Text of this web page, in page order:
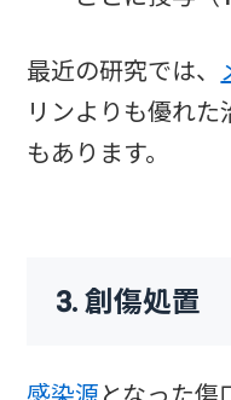
最近の研究では、
リンよりも優れ
もあります。
3. 創傷処置